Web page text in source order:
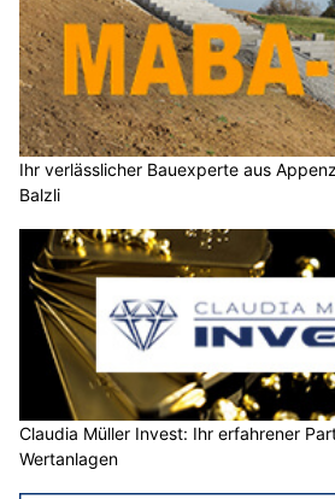
Ihr verlässlicher Bauexperte aus
Balzli
Claudia Müller Invest: Ihr erfahrener
Wertanlagen